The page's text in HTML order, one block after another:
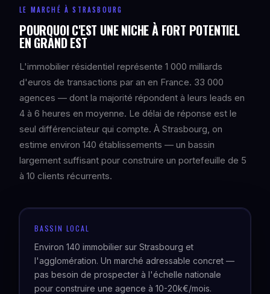
LE MARCHÉ À STRASBOURG
POURQUOI C'EST UNE NICHE À FORT POTENTIEL
EN GRAND EST
L'immobilier résidentiel représente 1 000 milliards
d'euros de transactions par an en France. 33 000
agences — dont la majorité répondent à leurs leads en
4 à 6 heures en moyenne. Le délai de réponse est le
seul différenciateur qui compte. À Strasbourg, on
estime environ 140 établissements — un bassin
largement suffisant pour construire un portefeuille de 5
à 10 clients récurrents.
BASSIN LOCAL
Environ 140 immobilier sur Strasbourg et
l'agglomération. Un marché adressable concret —
pas besoin de prospecter à l'échelle nationale
pour construire une agence à 10-20k€/mois.